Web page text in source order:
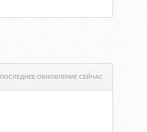
ПОСЛЕДНЕЕ ОБНОВЛЕНИЕ СЕЙЧАС